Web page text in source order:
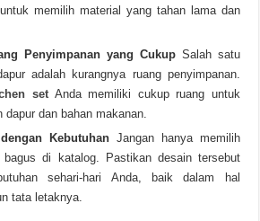
memilih material yang tahan lama dan
Penyimpanan yang CukupSalah satu
adalah kurangnya ruang penyimpanan.
set Anda memiliki cukup ruang untuk
dapur dan bahan makanan.
Kebutuhan Jangan hanya memilih
di katalog. Pastikan desain tersebut
sehari-hari Anda, baik dalam hal
tata letaknya.